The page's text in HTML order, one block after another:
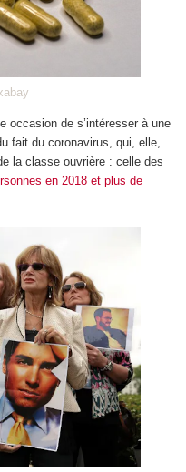
occasion de s’intéresser à une
fait du coronavirus, qui, elle,
la classe ouvrière : celle des
en 2018 et plus de